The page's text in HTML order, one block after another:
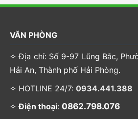
VĂN PHÒNG
✧ Địa chỉ: Số 9-97 Lũng Bắc,
Hải An, Thành phố Hải Phòng.
✧ HOTLINE 24/7: 0934.441.388
✧Điện thoại: 0862.798.076